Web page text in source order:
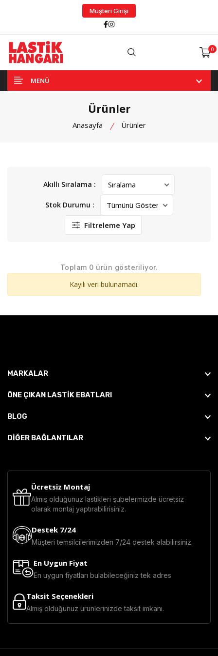
Müşteri Girişi
Facebook
Instagram
0
MENÜ
Ürünler
Anasayfa Ürünler
Akıllı Sıralama :
Stok Durumu :
Filtreleme Yap
Toplam 0 ürün gösteriliyor.
Kayılı veri bulunamadı.
MARKALAR
ÖNE ÇIKAN LASTIK EBATLARI
BLOG
DİĞER BAĞLANTILAR
Ücretsiz Montaj
Almış olduğunuz lastikleri şubelermizde ücretsiz
olarak montaj yaptırabilirisiniz.
Destek 7/24
Müşteri temsilcilerimizden 7/24 destek alabilirsiniz.
En Uygun Fiyat
En uygun fiyatları bulabileceğiniz tek adres
Taksit Seçenekleri
Almış olduğunuz ürünlerinizde taksit imkanı.